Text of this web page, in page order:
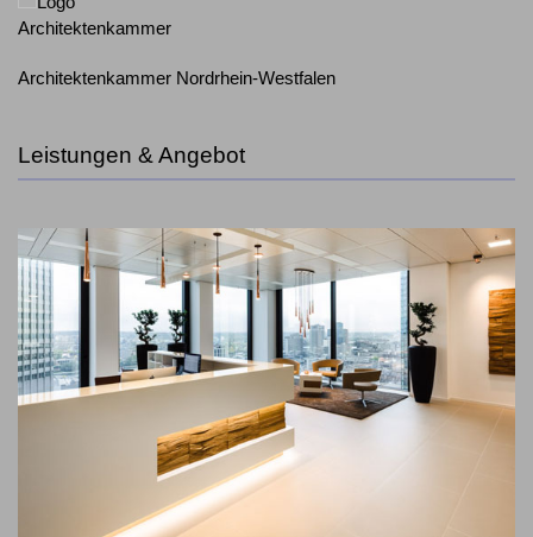
Architektenkammer Nordrhein-Westfalen
Leistungen & Angebot